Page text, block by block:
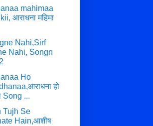
mahimaa
आराधना महिमा
Nahi,Sirf
Nahi, Songn
Ho
हो
Song ...
Tujh Se
Hain,आशीष